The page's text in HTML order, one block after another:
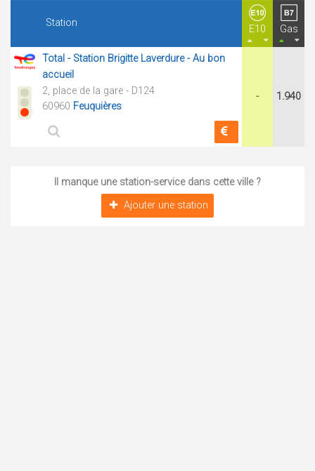
Station
E10 Gas
Total - Station Brigitte Laverdure - Au bon
accueil
2, place de la gare - D124
60960 Feuquières
- 1.940
Il manque une station-service dans cette ville ?
Ajouter une station